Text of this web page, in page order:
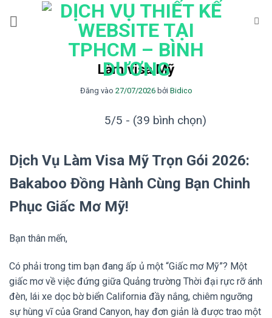
Làm visa Mỹ
Đăng vào 27/07/2026 bởi Bidico
5/5 - (39 bình chọn)
Dịch Vụ Làm Visa Mỹ Trọn Gói 2026:
Bakaboo Đồng Hành Cùng Bạn Chinh
Phục Giấc Mơ Mỹ!
Bạn thân mến,
Có phải trong tim bạn đang ấp ủ một “Giấc mơ Mỹ”? Một
giấc mơ về việc đứng giữa Quảng trường Thời đại rực rỡ ánh
đèn, lái xe dọc bờ biển California đầy nắng, chiêm ngưỡng
sự hùng vĩ của Grand Canyon, hay đơn giản là được trao một